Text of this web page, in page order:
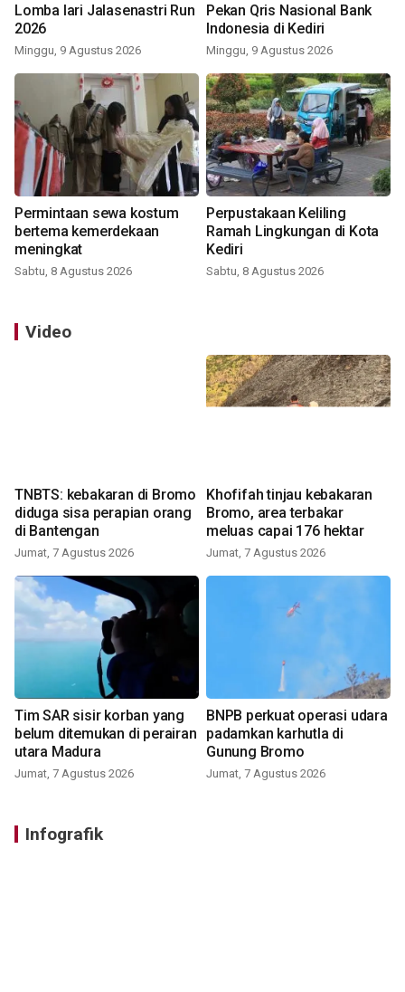
Lomba lari Jalasenastri Run
2026
Minggu, 9 Agustus 2026
Pekan Qris Nasional Bank
Indonesia di Kediri
Minggu, 9 Agustus 2026
Permintaan sewa kostum
bertema kemerdekaan
meningkat
Sabtu, 8 Agustus 2026
Perpustakaan Keliling
Ramah Lingkungan di Kota
Kediri
Sabtu, 8 Agustus 2026
Video
TNBTS: kebakaran di Bromo
diduga sisa perapian orang
di Bantengan
Jumat, 7 Agustus 2026
Khofifah tinjau kebakaran
Bromo, area terbakar
meluas capai 176 hektar
Jumat, 7 Agustus 2026
Tim SAR sisir korban yang
belum ditemukan di perairan
utara Madura
Jumat, 7 Agustus 2026
BNPB perkuat operasi udara
padamkan karhutla di
Gunung Bromo
Jumat, 7 Agustus 2026
Infografik